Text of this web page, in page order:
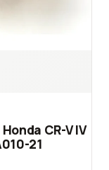
CR-V IV
21